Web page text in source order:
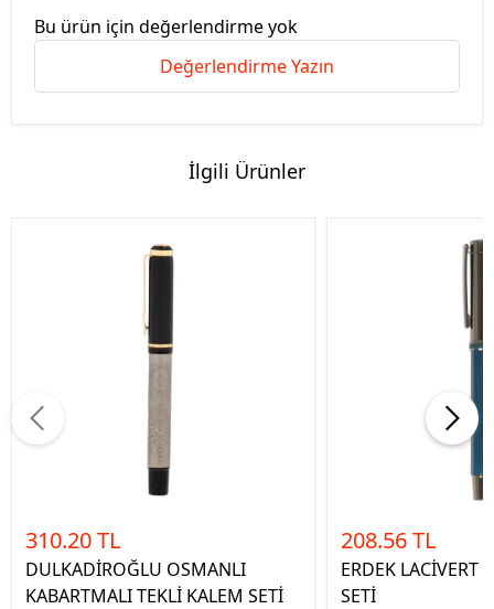
Bu ürün için değerlendirme yok
Değerlendirme Yazın
İlgili Ürünler
310.20 TL
DULKADİROĞLU OSMANLI
KABARTMALI TEKLİ KALEM SETİ
208.56 TL
ERDEK LACİVERT
SETİ